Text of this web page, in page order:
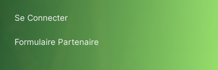
Se Connecter
Formulaire Partenaire